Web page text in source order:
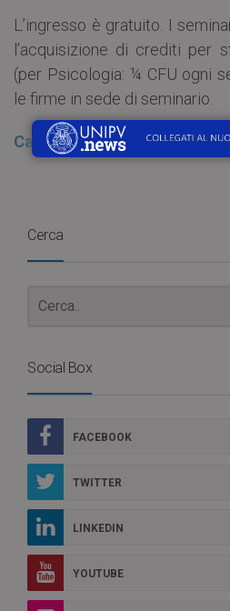
L’ingresso è gratuito. I
l’acquisizione di crediti per
(per Psicologia: ¼ CFU ogni
le firme in sede di seminario.
Calendario Seminari
Cerca
Social Box
FACEBOOK
TWITTER
LINKEDIN
YOUTUBE